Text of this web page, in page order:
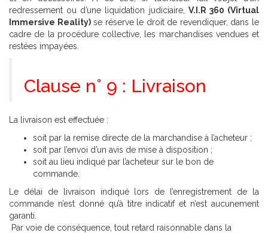
redressement ou d’une liquidation judiciaire, V.I.R 360 (Virtual
Immersive Reality)se réserve le droit de revendiquer, dans le
cadre de la procédure collective, les marchandises vendues et
restées impayées.
Clause n° 9 : Livraison
La livraison est effectuée :
soit par la remise directe de la marchandise à l’acheteur ;
soit par l’envoi d’un avis de mise à disposition ;
soit au lieu indiqué par l’acheteur sur le bon de
commande.
Le délai de livraison indiqué lors de l’enregistrement de la
commande n’est donné qu’à titre indicatif et n’est aucunement
garanti.
Par voie de conséquence, tout retard raisonnable dans la